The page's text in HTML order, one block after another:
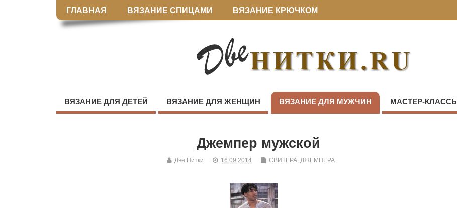
ГЛАВНАЯ ВЯЗАНИЕ СПИЦАМИ ВЯЗАНИЕ КРЮЧКОМ
ВЯЗАНИЕ ДЛЯ ДЕТЕЙ ВЯЗАНИЕ ДЛЯ ЖЕНЩИН ВЯЗАНИЕ ДЛЯ МУЖЧИН МАСТЕР-КЛАССЫ
Джемпер мужской
Две Нитки 16.09.2014 СВИТЕРА, ДЖЕМПЕРА